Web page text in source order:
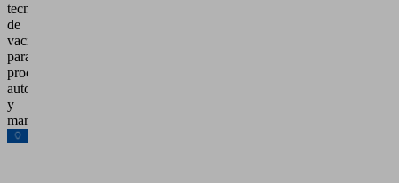
tecnología
de
vacío
para
procesos
automatizados
y
manuales.